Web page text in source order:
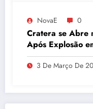
NovaE 0
Cratera se Abre
Após Explosão
3 De Março De